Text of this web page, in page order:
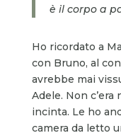
è il corpo a
Ho ricordato a
con Bruno, al
avrebbe mai
Adele. Non
incinta. Le ho
camera da letto